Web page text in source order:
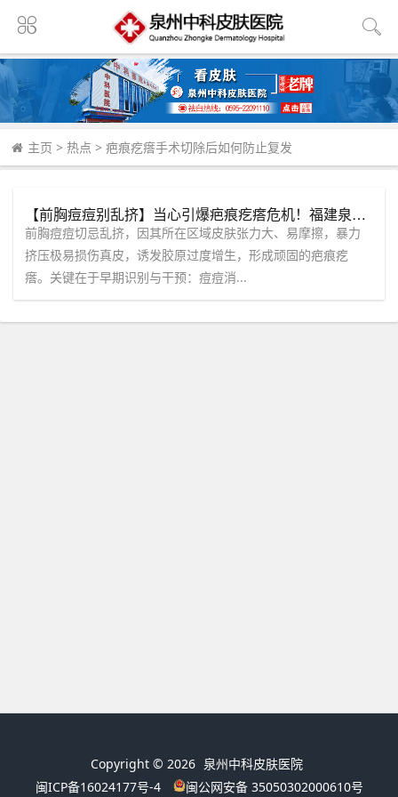
主页 > 热点 > 疤痕疙瘩手术切除后如何防止复发
【前胸痘痘别乱挤】当心引爆疤痕疙瘩危机！福建泉州中科皮肤医院教你科学早期干预。
前胸痘痘切忌乱挤，因其所在区域皮肤张力大、易摩擦，暴力
挤压极易损伤真皮，诱发胶原过度增生，形成顽固的疤痕疙
瘩。关键在于早期识别与干预：痘痘消...
Copyright © 2026 泉州中科皮肤医院
闽ICP备16024177号-4
闽公网安备 35050302000610号